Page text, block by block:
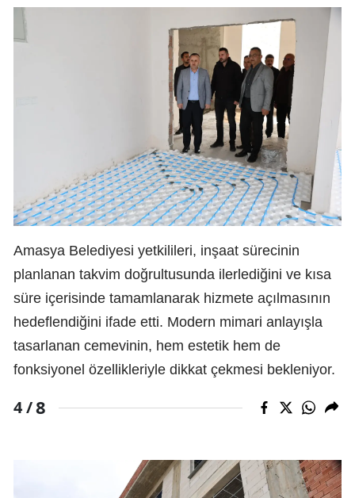
Amasya Belediyesi yetkilileri, inşaat sürecinin
planlanan takvim doğrultusunda ilerlediğini ve kısa
süre içerisinde tamamlanarak hizmete açılmasının
hedeflendiğini ifade etti. Modern mimari anlayışla
tasarlanan cemevinin, hem estetik hem de
fonksiyonel özellikleriyle dikkat çekmesi bekleniyor.
4 /8